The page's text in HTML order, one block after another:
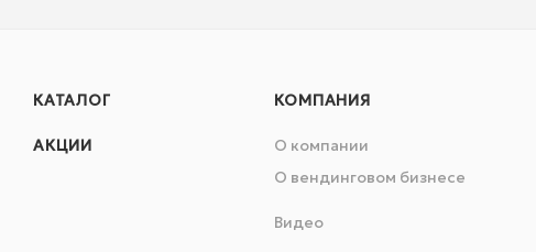
КАТАЛОГ
АКЦИИ
КОМПАНИЯ
О компании
О вендинговом бизнесе
Видео